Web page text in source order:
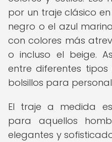
por un traje clásico
negro o el azul
con colores más
o incluso el beige.
entre diferentes
bolsillos para
El traje a medida
para aquellos
elegantes y